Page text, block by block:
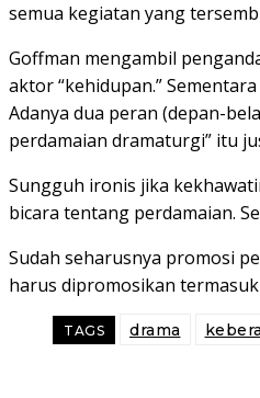
semua kegiatan yang
Goffman mengambil
aktor “kehidupan.”
Adanya dua peran (depan-
perdamaian dramaturgi” itu
Sungguh ironis jika
bicara tentang perdamaian.
Sudah seharusnya promosi
harus dipromosikan
TAGS drama